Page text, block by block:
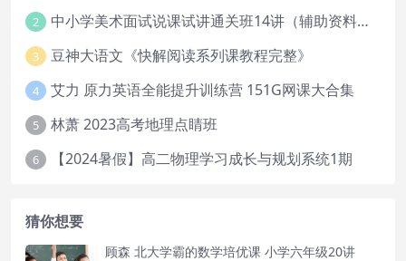
2 中小学美术面试说课试讲通关班14讲（辅助资料第一套）
3 豆神大语文《快解阅读系列课教程完整》
4 艾力 原力英语全能提升训练营 151G网课大合集
5 林萧 2023高考地理点睛班
6 【2024暑假】高二物理学习成长与规划系统1期
猜你想要
顾森 北大学霸的数学培优课 小学六年级20讲